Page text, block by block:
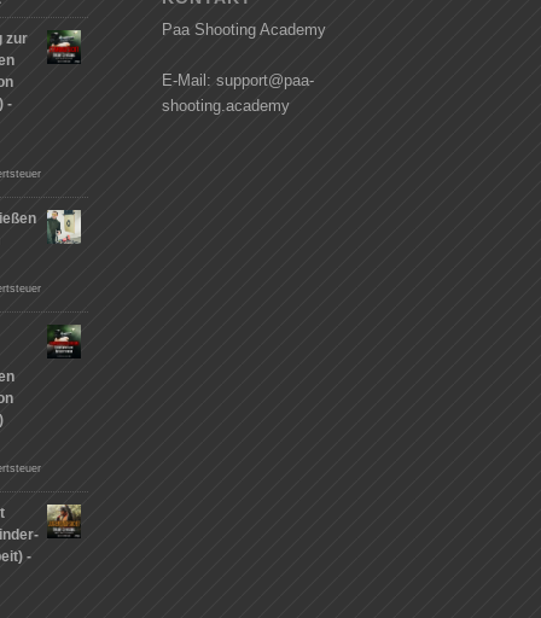
zur
-
-
Paa Shooting Academy
E-Mail: support@paa-
shooting.academy